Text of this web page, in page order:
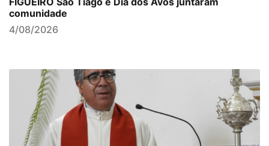
comunidade
4/08/2026